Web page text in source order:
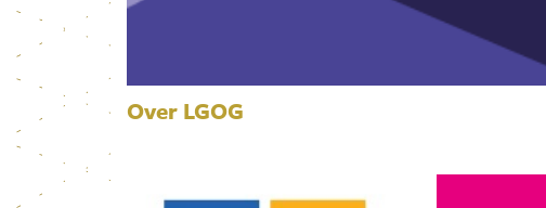
Over LGOG